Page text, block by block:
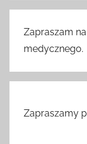
Zapraszam na
medycznego.
Zapraszamy